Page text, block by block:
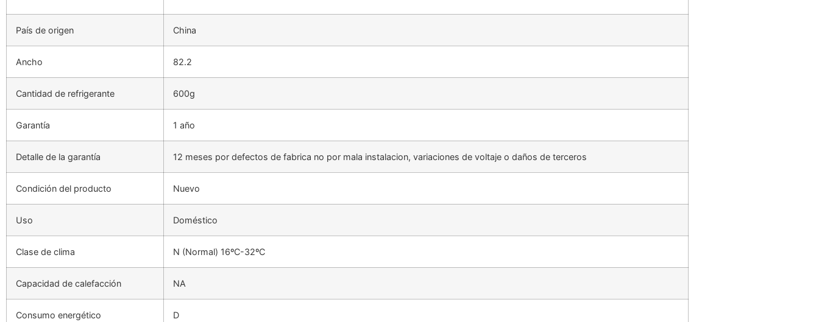
País de origen China
Ancho 82.2
Cantidad de refrigerante 600g
Garantía 1 año
Detalle de la garantía 12 meses por defectos de fabrica no por mala instalacion, variaciones de voltaje o daños de terceros
Condición del producto Nuevo
Uso Doméstico
Clase de clima N (Normal) 16ºC-32ºC
Capacidad de calefacción NA
Consumo energético D